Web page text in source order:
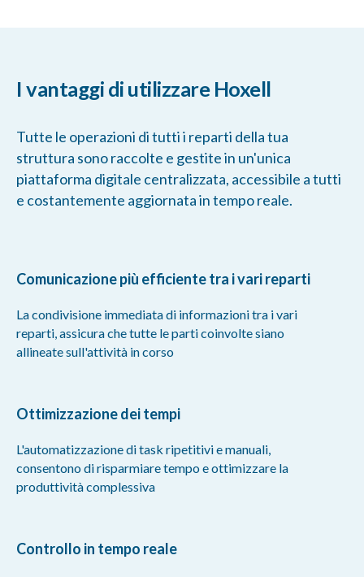
I vantaggi di utilizzare Hoxell
Tutte le operazioni di tutti i reparti della tua
struttura sono raccolte e gestite in un'unica
piattaforma digitale centralizzata, accessibile a tutti
e costantemente aggiornata in tempo reale.
Comunicazione più efficiente tra i vari reparti
La condivisione immediata di informazioni tra i vari
reparti, assicura che tutte le parti coinvolte siano
allineate sull'attività in corso
Ottimizzazione dei tempi
L'automatizzazione di task ripetitivi e manuali,
consentono di risparmiare tempo e ottimizzare la
produttività complessiva
Controllo in tempo reale